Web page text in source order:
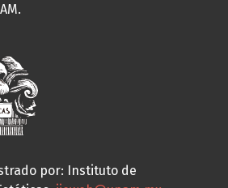
por: Instituto de